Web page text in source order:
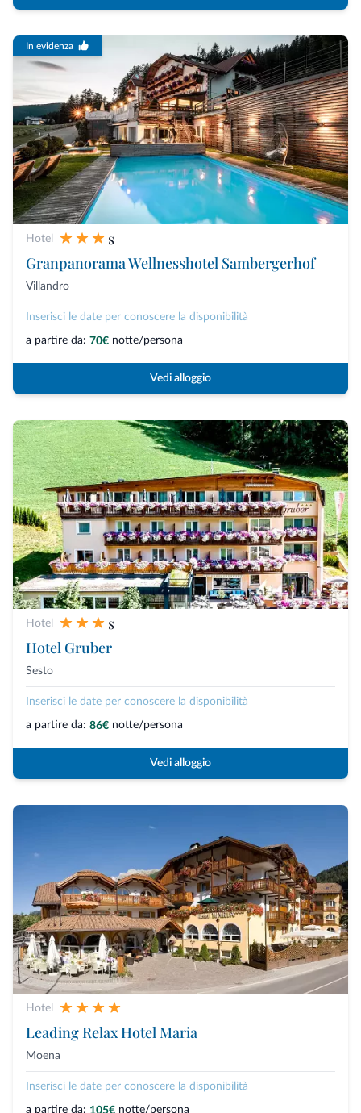
In evidenza
Hotel
s
Granpanorama Wellnesshotel Sambergerhof
Villandro
Inserisci le date per conoscere la disponibilità
a partire da: 70€ notte/persona
Vedi alloggio
Hotel
s
Hotel Gruber
Sesto
Inserisci le date per conoscere la disponibilità
a partire da: 86€ notte/persona
Vedi alloggio
Hotel
Leading Relax Hotel Maria
Moena
Inserisci le date per conoscere la disponibilità
a partire da: 105€ notte/persona